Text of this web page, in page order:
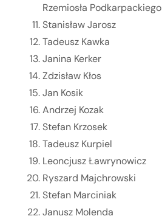
Rzemiosła Podkarpackiego
Stanisław Jarosz
Tadeusz Kawka
Janina Kerker
Zdzisław Kłos
Jan Kosik
Andrzej Kozak
Stefan Krzosek
Tadeusz Kurpiel
Leoncjusz Ławrynowicz
Ryszard Majchrowski
Stefan Marciniak
Janusz Molenda